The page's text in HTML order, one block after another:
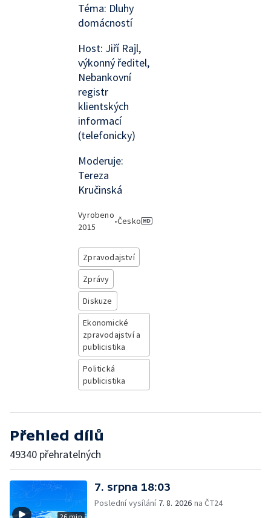
Téma: Dluhy
domácností
Host: Jiří Rajl,
výkonný ředitel,
Nebankovní
registr
klientských
informací
(telefonicky)
Moderuje:
Tereza
Kručinská
Vyrobeno
2015
•Česko
Zpravodajství
Zprávy
Diskuze
Ekonomické
zpravodajství a
publicistika
Politická
publicistika
Přehled dílů
49340 přehratelných
7. srpna 18:03
Poslední vysílání 7. 8. 2026 na ČT24